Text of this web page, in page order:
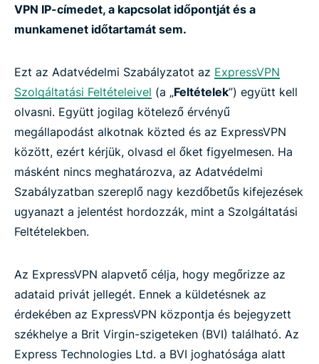
VPN IP-címedet, a kapcsolat időpontját és a
munkamenet időtartamát sem.
Ezt az Adatvédelmi Szabályzatot az ExpressVPN
Szolgáltatási Feltételeivel (a „Feltételek”) együtt kell
olvasni. Együtt jogilag kötelező érvényű
megállapodást alkotnak közted és az ExpressVPN
között, ezért kérjük, olvasd el őket figyelmesen. Ha
másként nincs meghatározva, az Adatvédelmi
Szabályzatban szereplő nagy kezdőbetűs kifejezések
ugyanazt a jelentést hordozzák, mint a Szolgáltatási
Feltételekben.
Az ExpressVPN alapvető célja, hogy megőrizze az
adataid privát jellegét. Ennek a küldetésnek az
érdekében az ExpressVPN központja és bejegyzett
székhelye a Brit Virgin-szigeteken (BVI) található. Az
Express Technologies Ltd. a BVI joghatósága alatt